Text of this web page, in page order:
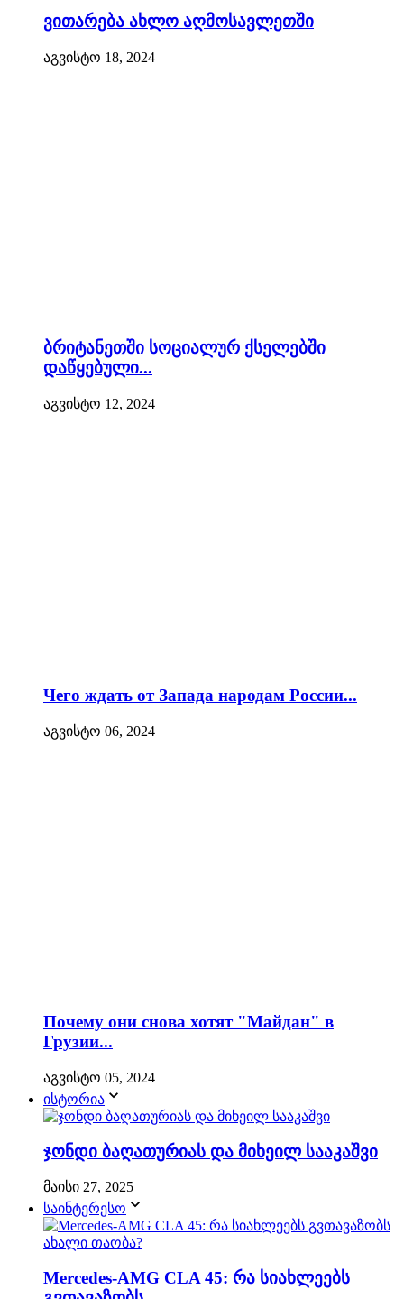
ვითარება ახლო აღმოსავლეთში
აგვისტო 18, 2024
ბრიტანეთში სოციალურ ქსელებში
დაწყებული...
აგვისტო 12, 2024
Чего ждать от Запада народам России...
აგვისტო 06, 2024
Почему они снова хотят "Майдан" в
Грузии...
აგვისტო 05, 2024
ისტორია
ჯონდი ბაღათურიას და მიხეილ სააკაშვი
მაისი 27, 2025
საინტერესო
Mercedes-AMG CLA 45: რა სიახლეებს